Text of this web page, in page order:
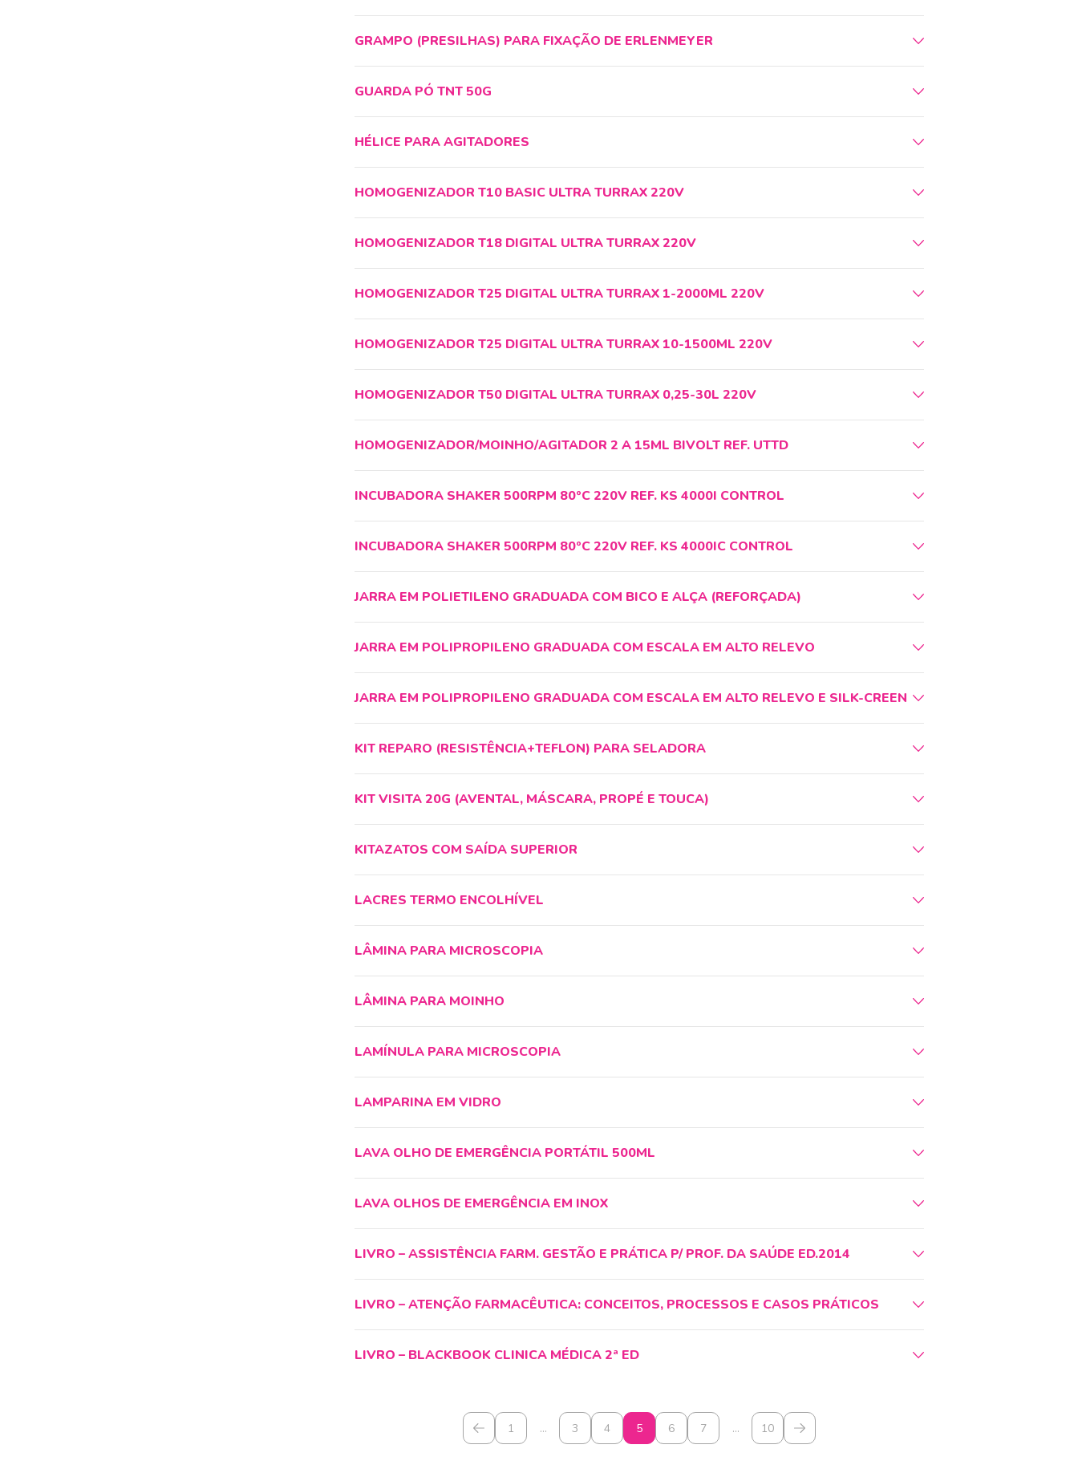
GRAMPO (PRESILHAS) PARA FIXAÇÃO DE ERLENMEYER
GUARDA PÓ TNT 50G
HÉLICE PARA AGITADORES
HOMOGENIZADOR T10 BASIC ULTRA TURRAX 220V
HOMOGENIZADOR T18 DIGITAL ULTRA TURRAX 220V
HOMOGENIZADOR T25 DIGITAL ULTRA TURRAX 1-2000ML 220V
HOMOGENIZADOR T25 DIGITAL ULTRA TURRAX 10-1500ML 220V
HOMOGENIZADOR T50 DIGITAL ULTRA TURRAX 0,25-30L 220V
HOMOGENIZADOR/MOINHO/AGITADOR 2 A 15ML BIVOLT REF. UTTD
INCUBADORA SHAKER 500RPM 80ºC 220V REF. KS 4000I CONTROL
INCUBADORA SHAKER 500RPM 80ºC 220V REF. KS 4000IC CONTROL
JARRA EM POLIETILENO GRADUADA COM BICO E ALÇA (REFORÇADA)
JARRA EM POLIPROPILENO GRADUADA COM ESCALA EM ALTO RELEVO
JARRA EM POLIPROPILENO GRADUADA COM ESCALA EM ALTO RELEVO E SILK-CREEN
KIT REPARO (RESISTÊNCIA+TEFLON) PARA SELADORA
KIT VISITA 20G (AVENTAL, MÁSCARA, PROPÉ E TOUCA)
KITAZATOS COM SAÍDA SUPERIOR
LACRES TERMO ENCOLHÍVEL
LÂMINA PARA MICROSCOPIA
LÂMINA PARA MOINHO
LAMÍNULA PARA MICROSCOPIA
LAMPARINA EM VIDRO
LAVA OLHO DE EMERGÊNCIA PORTÁTIL 500ML
LAVA OLHOS DE EMERGÊNCIA EM INOX
LIVRO – ASSISTÊNCIA FARM. GESTÃO E PRÁTICA P/ PROF. DA SAÚDE ED.2014
LIVRO – ATENÇÃO FARMACÊUTICA: CONCEITOS, PROCESSOS E CASOS PRÁTICOS
LIVRO – BLACKBOOK CLINICA MÉDICA 2ª ED
1 … 3 4 5 6 7 … 10